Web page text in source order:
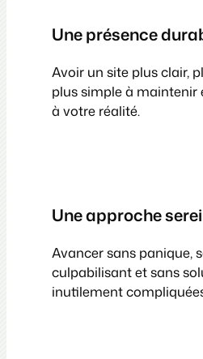
Une présence
Avoir un site plus clair,
plus simple à
à votre réalité.
Une approche
Avancer sans panique,
culpabilisant et sans
inutilement